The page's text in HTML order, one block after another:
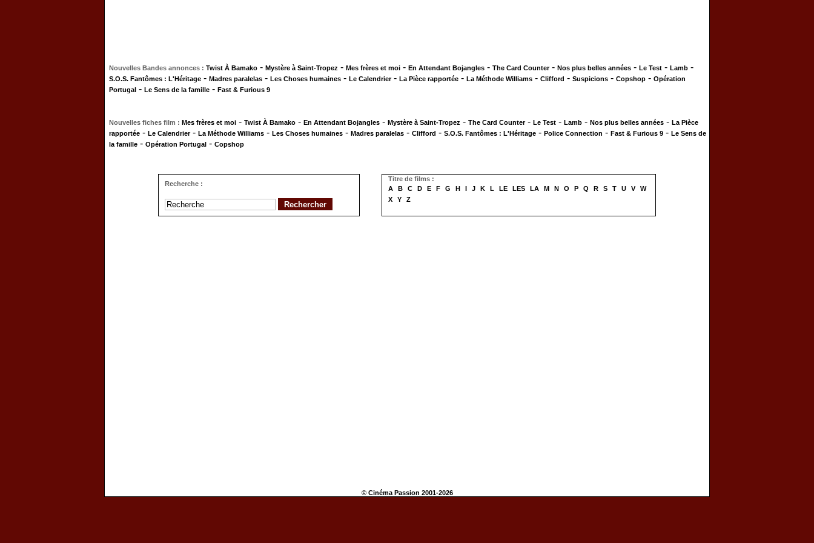
Nouvelles Bandes annonces : Twist À Bamako - Mystère à Saint-Tropez - Mes frères et moi - En Attendant Bojangles - The Card Counter- Nos plus belles années - Le Test - Lamb -
S.O.S. Fantômes : L'Héritage - Madres paralelas - Les Choses humaines - Le Calendrier- La Pièce rapportée - La Méthode Williams - Clifford - Suspicions - Copshop - Opération
Portugal - Le Sens de la famille - Fast & Furious 9
Nouvelles fiches film : Mes frères et moi - Twist À Bamako - En Attendant Bojangles - Mystère à Saint-Tropez - The Card Counter- Le Test - Lamb - Nos plus belles années - La Pièce
rapportée - Le Calendrier- La Méthode Williams - Les Choses humaines - Madres paralelas - Clifford - S.O.S. Fantômes : L'Héritage - Police Connection - Fast & Furious 9 - Le Sens de
la famille - Opération Portugal - Copshop
Recherche :
Titre de films :
A
B C D E F G H I J K L LE LES LA M N O P Q R S T U V
W
X
Y Z
© Cinéma Passion 2001-2026